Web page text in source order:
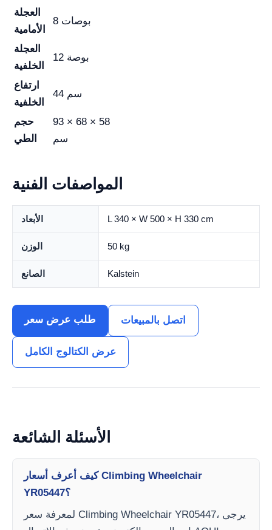
العجلة
الأمامية
8 بوصات
العجلة
الخلفية
12 بوصة
ارتفاع
الخلفية
44 سم
حجم
الطي
93 × 68 × 58
سم
المواصفات الفنية
الأبعاد L 340 × W 500 × H 330 cm
الوزن 50 kg
الصانع Kalstein
طلب عرض سعر اتصل بالمبيعات
عرض الكتالوج الكامل
الأسئلة الشائعة
كيف أعرف أسعار Climbing Wheelchair
YR05447؟
لمعرفة سعر Climbing Wheelchair YR05447، يرجى